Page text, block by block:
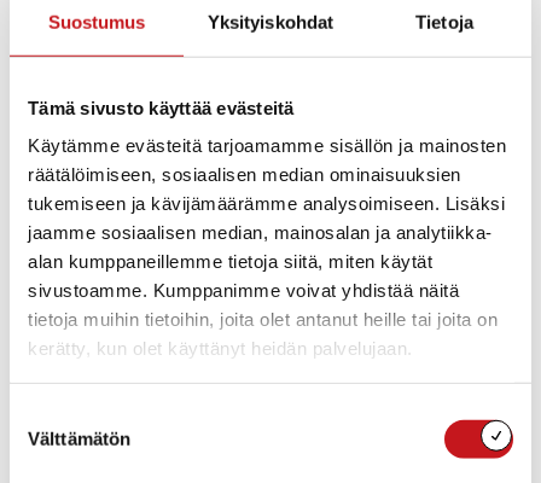
Suostumus Yksityiskohdat Tietoja
Tämä sivusto käyttää evästeitä
Käytämme evästeitä tarjoamamme sisällön ja mainosten
räätälöimiseen, sosiaalisen median ominaisuuksien
tukemiseen ja kävijämäärämme analysoimiseen. Lisäksi
jaamme sosiaalisen median, mainosalan ja analytiikka-
alan kumppaneillemme tietoja siitä, miten käytät
sivustoamme. Kumppanimme voivat yhdistää näitä
tietoja muihin tietoihin, joita olet antanut heille tai joita on
kerätty, kun olet käyttänyt heidän palvelujaan.
valinta
Välttämätön
pe 30.6.2023
14:00 - 16:00
Hinta:
Ilmainen
Tapahtumaluokka:
Runon ja laulun rautalampi
Tapahtuma tagia:
taidetapahtuma,työpaja
Kotisivu:
www.runonjalaulunrautala
040 5698 792 Minna
Vauhkonen
Sähköposti
kerkonkoskenkettera(a)gm
ail.com